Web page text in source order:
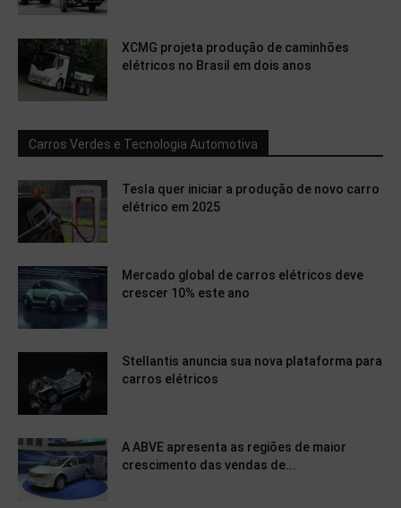
XCMG projeta produção de caminhões
elétricos no Brasil em dois anos
Carros Verdes e Tecnologia Automotiva
Tesla quer iniciar a produção de novo carro
elétrico em 2025
Mercado global de carros elétricos deve
crescer 10% este ano
Stellantis anuncia sua nova plataforma para
carros elétricos
A ABVE apresenta as regiões de maior
crescimento das vendas de...